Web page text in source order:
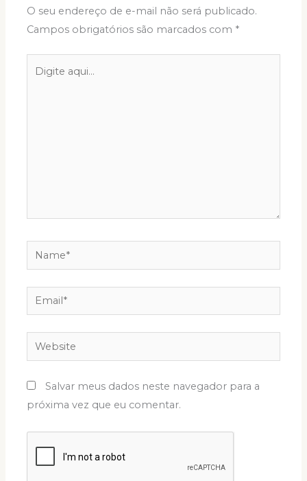
O seu endereço de e-mail não será publicado.
Campos obrigatórios são marcados com *
aqui...
Name*
Email*
Website
Salvar meus dados neste navegador para a
próxima vez que eu comentar.